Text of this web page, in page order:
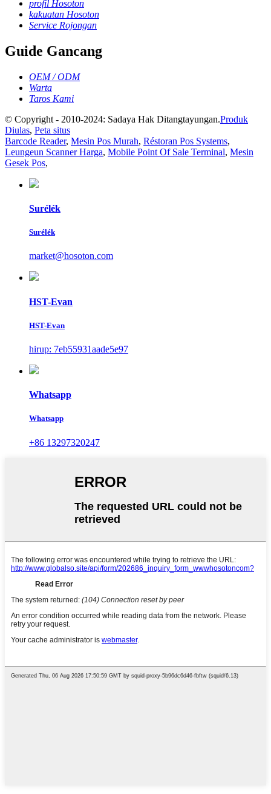
profil Hosoton
kakuatan Hosoton
Service Rojongan
Guide Gancang
OEM / ODM
Warta
Taros Kami
© Copyright - 2010-2024: Sadaya Hak Ditangtayungan.Produk
Diulas, Peta situs
Barcode Reader, Mesin Pos Murah, Réstoran Pos Systems,
Leungeun Scanner Harga, Mobile Point Of Sale Terminal, Mesin
Gesek Pos,
Surélék
Surélék
market@hosoton.com
HST-Evan
HST-Evan
hirup: 7eb55931aade5e97
Whatsapp
Whatsapp
+86 13297320247